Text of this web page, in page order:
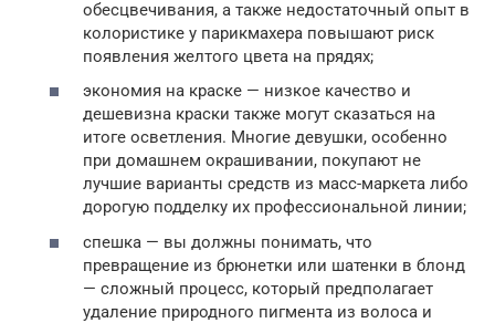
обесцвечивания, а также недостаточный опыт в
колористике у парикмахера повышают риск
появления желтого цвета на прядях;
экономия на краске — низкое качество и
дешевизна краски также могут сказаться на
итоге осветления. Многие девушки, особенно
при домашнем окрашивании, покупают не
лучшие варианты средств из масс-маркета либо
дорогую подделку их профессиональной линии;
спешка — вы должны понимать, что
превращение из брюнетки или шатенки в блонд
— сложный процесс, который предполагает
удаление природного пигмента из волоса и